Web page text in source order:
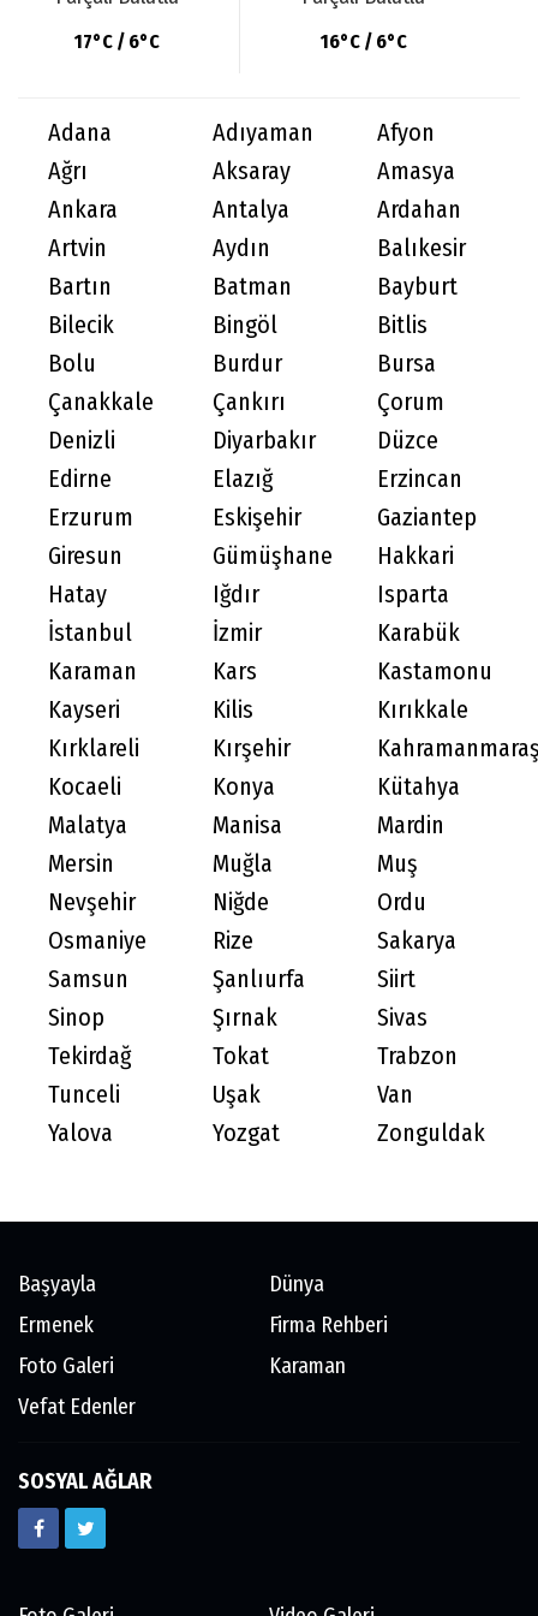
17°C / 6°C 16°C / 6°C
Adana Adıyaman
Afyon
Ağrı
Aksaray
Amasya
Ankara
Antalya
Ardahan
Artvin
Aydın
Balıkesir
Bartın
Batman
Bayburt
Bilecik
Bingöl
Bitlis
Bolu
Burdur
Bursa
Çanakkale
Çankırı
Çorum
Denizli
Diyarbakır
Düzce
Edirne
Elazığ
Erzincan
Erzurum
Eskişehir
Gaziantep
Giresun
Gümüşhane
Hakkari
Hatay
Iğdır
Isparta
İstanbul
İzmir
Karabük
Karaman
Kars
Kastamonu
Kayseri
Kilis
Kırıkkale
Kırklareli
Kırşehir
Kocaeli
Konya
Kütahya
Malatya
Manisa
Mardin
Mersin
Muğla
Muş
Nevşehir
Niğde
Ordu
Osmaniye
Rize
Sakarya
Samsun
Şanlıurfa
Siirt
Sinop
Şırnak
Sivas
Tekirdağ
Tokat
Trabzon
Tunceli
Uşak
Van
Yalova
Yozgat Zonguldak
Başyayla
Dünya
Ermenek
Firma Rehberi
Foto Galeri
Karaman
Vefat Edenler
SOSYAL AĞLAR